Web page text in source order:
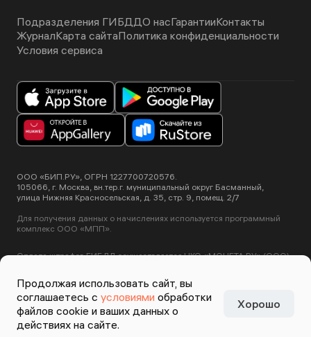
Продолжая использовать сайт, вы
соглашаетесь с условиями обработки
файлов cookie и ваших данных о
действиях на сайте.
Хорошо
Подразделения ГИБДДО насГарантииКонтакты
ЖурналКарта сайтаПолитика конфиденциальности
Условия сервиса
ООО «БИП.РУ», ОГРН 1227700720576.
105066, г. Москва, вн.тер.г. муниципальный округ Басманный,
улица Нижняя Красносельская, д. 35, стр. 9, помещ. 2/7
Для получения данных о начислениях используется программный
комплекс ООО «МПП».
Оплата штрафов ГИБДД осуществляется НКО «МОНЕТА.РУ» (ООО).
Этот сайт использует сервис Yandex SmartCaptcha, пользуясь
нашими сервисами вы соглашаетесь с условиями обработки данных
Yandex SmartCaptcha.
Задизайнено вСтудии
Артемия Лебедева